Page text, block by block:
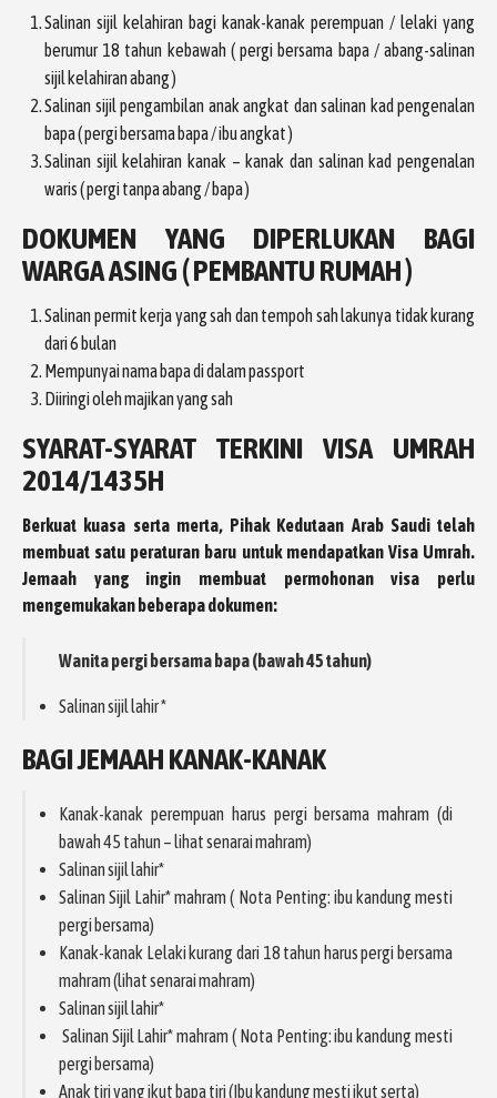
Salinan sijil kelahiran bagi kanak-kanak perempuan / lelaki yang
berumur 18 tahun kebawah ( pergi bersama bapa / abang-salinan
sijil kelahiran abang )
Salinan sijil pengambilan anak angkat dan salinan kad pengenalan
bapa ( pergi bersama bapa / ibu angkat )
Salinan sijil kelahiran kanak – kanak dan salinan kad pengenalan
waris ( pergi tanpa abang / bapa )
DOKUMEN YANG DIPERLUKAN BAGI
WARGA ASING ( PEMBANTU RUMAH )
Salinan permit kerja yang sah dan tempoh sah lakunya tidak kurang
dari 6 bulan
Mempunyai nama bapa di dalam passport
Diiringi oleh majikan yang sah
SYARAT-SYARAT TERKINI VISA UMRAH
2014/1435H
Berkuat kuasa serta merta, Pihak Kedutaan Arab Saudi telah
membuat satu peraturan baru untuk mendapatkan Visa Umrah.
Jemaah yang ingin membuat permohonan visa perlu
mengemukakan beberapa dokumen:
Wanita pergi bersama bapa (bawah 45 tahun)
Salinan sijil lahir *
BAGI JEMAAH KANAK-KANAK
Kanak-kanak perempuan harus pergi bersama mahram (di
bawah 45 tahun – lihat senarai mahram)
Salinan sijil lahir*
Salinan Sijil Lahir* mahram ( Nota Penting: ibu kandung mesti
pergi bersama)
Kanak-kanak Lelaki kurang dari 18 tahun harus pergi bersama
mahram (lihat senarai mahram)
Salinan sijil lahir*
Salinan Sijil Lahir* mahram ( Nota Penting: ibu kandung mesti
pergi bersama)
Anak tiri yang ikut bapa tiri (Ibu kandung mesti ikut serta)